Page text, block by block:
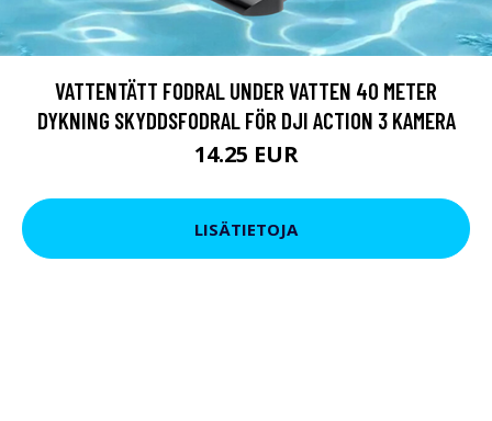
VATTENTÄTT FODRAL UNDER VATTEN 40 METER
DYKNING SKYDDSFODRAL FÖR DJI ACTION 3 KAMERA
14.25 EUR
LISÄTIETOJA